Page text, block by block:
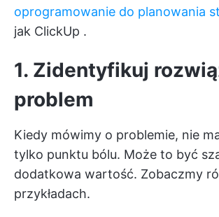
oprogramowanie do planowania
jak ClickUp .
1. Zidentyfikuj
problem
Kiedy mówimy o problemie, nie
tylko punktu bólu. Może to być
dodatkowa wartość. Zobaczmy
przykładach.